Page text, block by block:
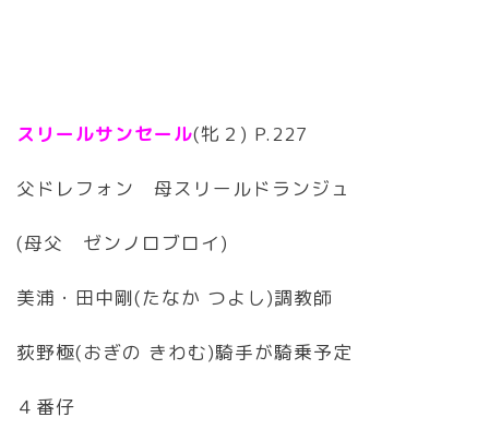
スリールサンセール(牝２) P.227
父ドレフォン 母スリールドランジュ
(母父 ゼンノロブロイ)
美浦・田中剛(たなか つよし)調教師
荻野極(おぎの きわむ)騎手が騎乗予定
４番仔